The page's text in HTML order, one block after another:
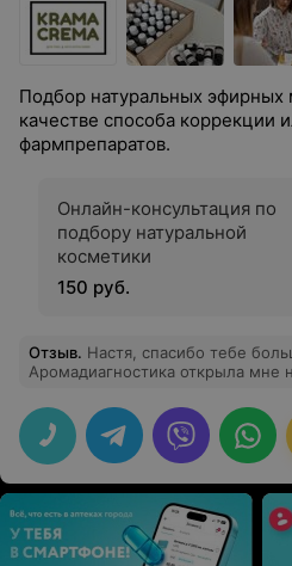
Подбор натуральных эфирных
качестве способа коррекции
фармпрепаратов.
Онлайн-консультация по
подбору натуральной
косметики
150 руб.
Отзыв. Настя, спасибо тебе
Аромадиагностика открыла мне
день, контактируя со своими
стремлюсь к избавлению
появлению новых, появляется
этого просто невозможно не
интересно увидеть какие-то
психологические штучки!!!
подвёл» меня и показал на
ну и конечно же плюсы (куда